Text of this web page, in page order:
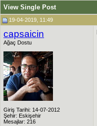
View Single Post
19-04-2019, 11:49
capsaicin
Ağaç Dostu
Giriş Tarihi: 14-07-2012
Şehir: Eskişehir
Mesajlar: 216